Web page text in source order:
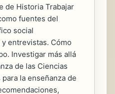
de Historia Trabajar
fuentes del
social
entrevistas. Cómo
Investigar más allá
de las Ciencias
la enseñanza de